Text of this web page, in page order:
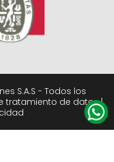
S.A.S - Todos los
tratamiento de datos|